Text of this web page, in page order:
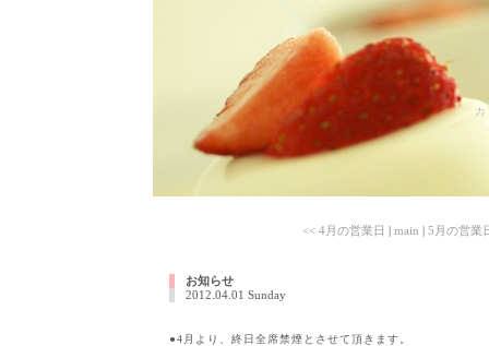
<< 4月の営業日 | main | 5月の営業
お知らせ
2012.04.01 Sunday
●4月より、終日全席禁煙とさせて頂きます。